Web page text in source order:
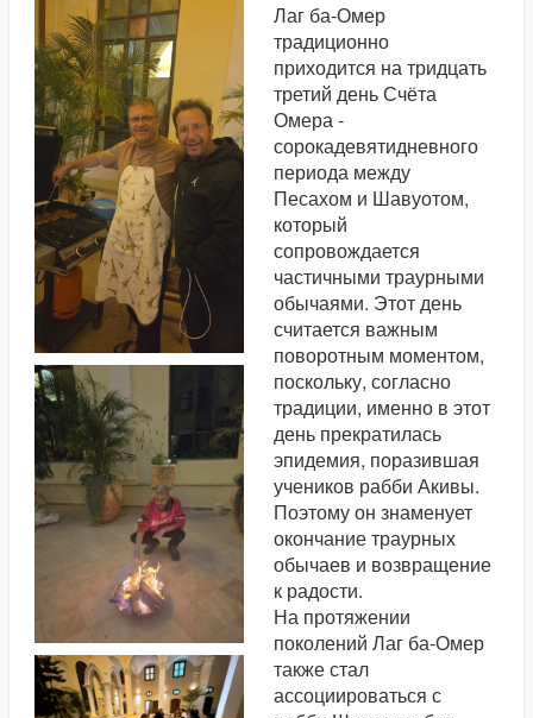
Лаг ба-Омер
традиционно
приходится на тридцать
третий день Счёта
Омера -
сорокадевятидневного
периода между
Песахом и Шавуотом,
который
сопровождается
частичными траурными
обычаями. Этот день
считается важным
поворотным моментом,
поскольку, согласно
традиции, именно в этот
день прекратилась
эпидемия, поразившая
учеников рабби Акивы.
Поэтому он знаменует
окончание траурных
обычаев и возвращение
к радости.
На протяжении
поколений Лаг ба-Омер
также стал
ассоциироваться с